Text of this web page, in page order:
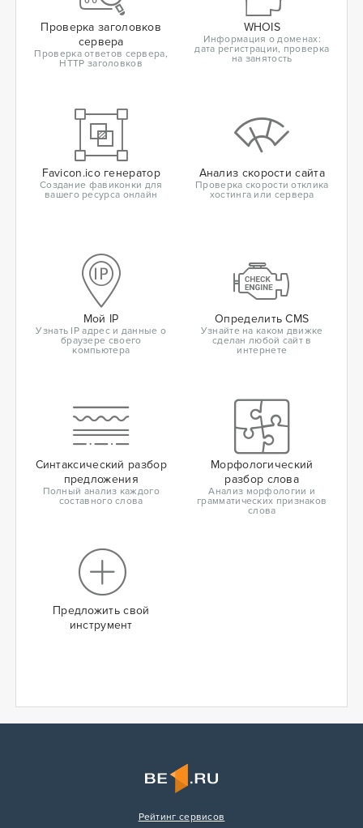
Проверка заголовков
сервера
Проверка ответов сервера,
HTTP заголовков
WHOIS
Информация о доменах:
дата регистрации, проверка
на занятость
Favicon.ico генератор
Создание фавиконки для
вашего ресурса онлайн
Анализ скорости сайта
Проверка скорости отклика
хостинга или сервера
Мой IP
Узнать IP адрес и данные о
браузере своего
компьютера
Определить CMS
Узнайте на каком движке
сделан любой сайт в
интернете
Синтаксический разбор
предложения
Полный анализ каждого
составного слова
Морфологический
разбор слова
Анализ морфологии и
грамматических признаков
слова
Предложить свой
инструмент
Рейтинг сервисов